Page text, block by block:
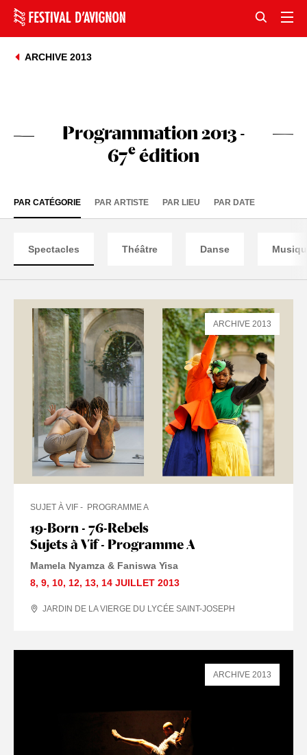
ARCHIVE 2013
Programmation 2013 -
67e édition
PAR CATÉGORIE PAR ARTISTE PAR LIEU PAR DATE
Spectacles Théâtre Danse
19-Born - 76-Rebels
Sujets à Vif - Programme A
SUJET À VIF PROGRAMME A
Mamela Nyamza & Faniswa Yisa
8, 9, 10, 12, 13, 14 JUILLET 2013
JARDIN DE LA VIERGE DU LYCÉE SAINT-JOSEPH
ARCHIVE 2013
ARCHIVE 2013